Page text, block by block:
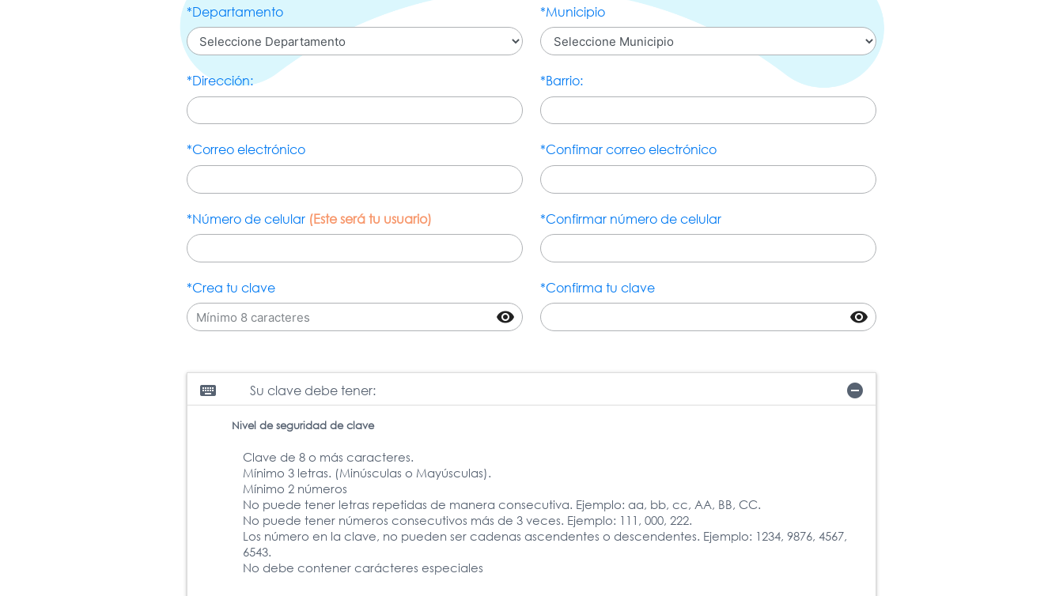
*Departamento *Municipio
*Dirección: *Barrio:
*Correo electrónico *Confimar correo electrónico
*Número de celular (Este será tu usuario) *Confirmar número de celular
*Crea tu clave
visibility
*Confirma tu clave
visibility
keyboard Su clave debe tener: remove_circle
Nivel de seguridad de clave
Clave de 8 o más caracteres.
Mínimo 3 letras. (Minúsculas o Mayúsculas).
Mínimo 2 números
No puede tener letras repetidas de manera consecutiva. Ejemplo: aa, bb, cc, AA, BB, CC.
No puede tener números consecutivos más de 3 veces. Ejemplo: 111, 000, 222.
Los número en la clave, no pueden ser cadenas ascendentes o descendentes. Ejemplo: 1234, 9876, 4567,
6543.
No debe contener carácteres especiales